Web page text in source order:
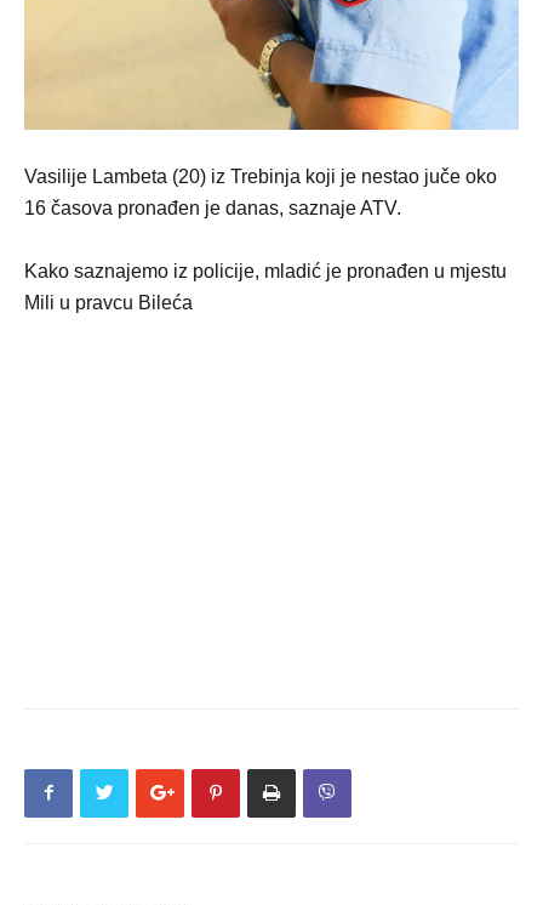
Vasilije Lambeta (20) iz Trebinja koji je nestao juče oko
16 časova pronađen je danas, saznaje ATV.
Kako saznajemo iz policije, mladić je pronađen u mjestu
Mili u pravcu Bileća